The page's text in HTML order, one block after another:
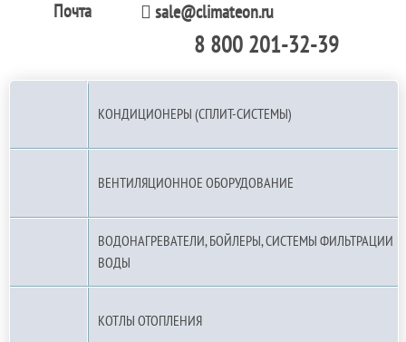
Почта sale@climateon.ru
8 800 201-32-39
КОНДИЦИОНЕРЫ (СПЛИТ-СИСТЕМЫ)
ВЕНТИЛЯЦИОННОЕ ОБОРУДОВАНИЕ
ВОДОНАГРЕВАТЕЛИ, БОЙЛЕРЫ, СИСТЕМЫ ФИЛЬТРАЦИИ
ВОДЫ
КОТЛЫ ОТОПЛЕНИЯ